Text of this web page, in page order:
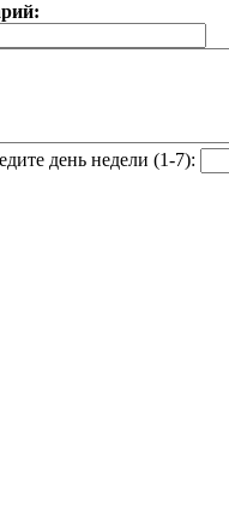
день недели (1-7):